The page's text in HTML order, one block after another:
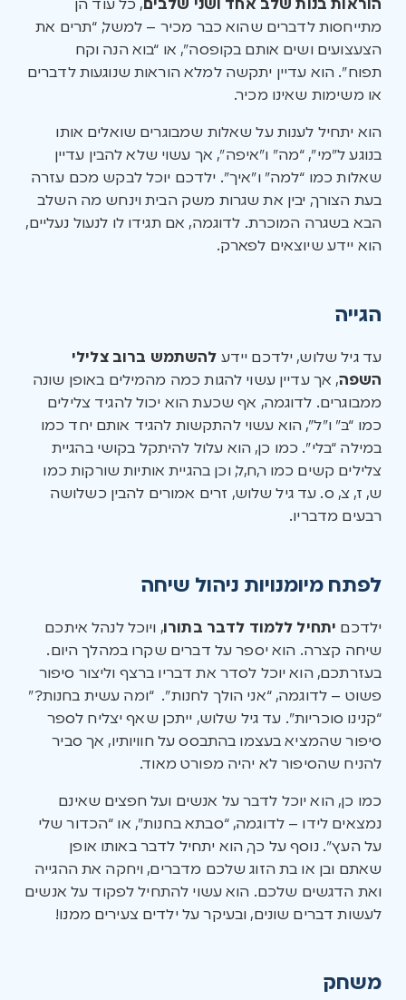
הוראות בנות שלב אחד ושני שלבים, כל עוד הן
מתייחסות לדברים שהוא כבר מכיר – למשל, “תרים את
הצעצועים ושים אותם בקופסה”, או “בוא הנה וקח
תפוח”. הוא עדיין יתקשה למלא הוראות שנוגעות לדברים
או משימות שאינו מכיר.
הוא יתחיל לענות על שאלות שמבוגרים שואלים אותו
בנוגע ל”מי”, “מה” ו”איפה”, אך עשוי שלא להבין עדיין
שאלות כמו “למה” ו”איך”. ילדכם יוכל לבקש מכם עזרה
בעת הצורך, יבין את שגרות משק הבית וינחש מה השלב
הבא בשגרה המוכרת. לדוגמה, אם תגידו לו לנעול נעליים,
הוא יידע שיוצאים לפארק.
הגייה
עד גיל שלוש, ילדכם יידע להשתמש ברוב צלילי
השפה, אך עדיין עשוי להגות כמה מהמילים באופן שונה
ממבוגרים. לדוגמה, אף שכעת הוא יכול להגיד צלילים
כמו “בּ” ו”ל”, הוא עשוי להתקשות להגיד אותם יחד כמו
במילה “בלי”. כמו כן, הוא עלול להיתקל בקושי בהגיית
צלילים קשים כמו ר,ח,ל, וכן בהגיית אותיות שורקות כמו
ש, ז, צ, ס. עד גיל שלוש, זרים אמורים להבין כשלושה
רבעים מדבריו.
לפתח מיומנויות ניהול שיחה
ילדכם יתחיל ללמוד לדבר בתורו, ויוכל לנהל איתכם
שיחה קצרה. הוא יספר על דברים שקרו במהלך היום.
בעזרתכם, הוא יוכל לסדר את דבריו ברצף וליצור סיפור
פשוט – לדוגמה, “אני הולך לחנות”. “ומה עשית בחנות?”
“קנינו סוכריות”. עד גיל שלוש, ייתכן שאף יצליח לספר
סיפור שהמציא בעצמו בהתבסס על חוויותיו, אך סביר
להניח שהסיפור לא יהיה מפורט מאוד.
כמו כן, הוא יוכל לדבר על אנשים ועל חפצים שאינם
נמצאים לידו – לדוגמה, “סבתא בחנות”, או “הכדור שלי
על העץ”. נוסף על כך, הוא יתחיל לדבר באותו אופן
שאתם ובן או בת הזוג שלכם מדברים, ויחקה את ההגייה
ואת הדגשים שלכם. הוא עשוי להתחיל לפקוד על אנשים
לעשות דברים שונים, ובעיקר על ילדים צעירים ממנו!
משחק